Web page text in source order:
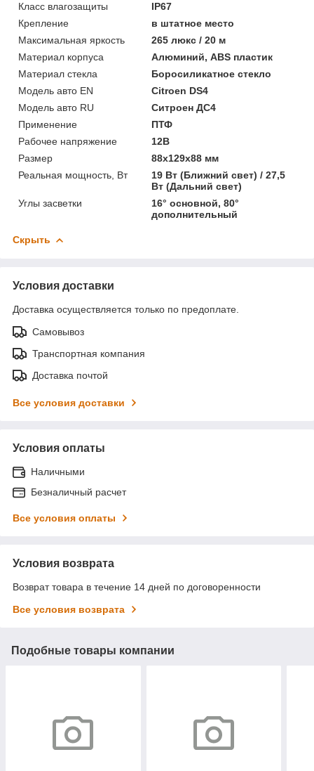
Класс влагозащиты
IP67
Крепление
в штатное место
Максимальная яркость
265 люкс / 20 м
Материал корпуса
Алюминий, ABS пластик
Материал стекла
Боросиликатное стекло
Модель авто EN
Citroen DS4
Модель авто RU
Ситроен ДС4
Применение
ПТФ
Рабочее напряжение
12В
Размер
88x129x88 мм
Реальная мощность, Вт
19 Вт (Ближний свет) / 27,5
Вт (Дальний свет)
Углы засветки
16° основной, 80°
дополнительный
Скрыть
Условия доставки
Доставка осуществляется только по предоплате.
Самовывоз
Транспортная компания
Доставка почтой
Все условия доставки
Условия оплаты
Наличными
Безналичный расчет
Все условия оплаты
Условия возврата
Возврат товара в течение 14 дней по договоренности
Все условия возврата
Подобные товары компании